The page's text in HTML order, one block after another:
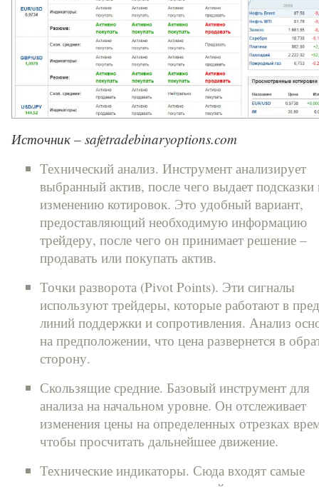
Источник – safetradebinaryoptions.com
Технический анализ. Инструмент анализирует
выбранный актив, после чего выдает подсказки
изменению котировок. Это удобный вариант,
предоставляющий необходимую информацию
трейдеру, после чего он принимает решение –
продавать или покупать актив.
Точки разворота (Pivot Points). Эти сигналы
используют трейдеры, которые работают в
линий поддержки и сопротивления. Анализ
на предположении, что цена развернется в
сторону.
Скользящие средние. Базовый инструмент для
анализа на начальном уровне. Он отслеживает
изменения цены на определенных отрезках
чтобы просчитать дальнейшее движение.
Технические индикаторы. Сюда входят самые